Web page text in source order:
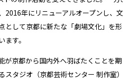
2016年にリニューアルオープンし、文
として京都に新たな「劇場文化」を形
す。
が京都から国内外へ羽ばたくことを期
スタジオ（京都芸術センター 制作室）